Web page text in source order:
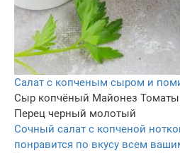
Салат с копченым сыром и
Сыр копчёный Майонез Томаты
Перец черный молотый
Сочный салат с копченой
понравится по вкусу всем